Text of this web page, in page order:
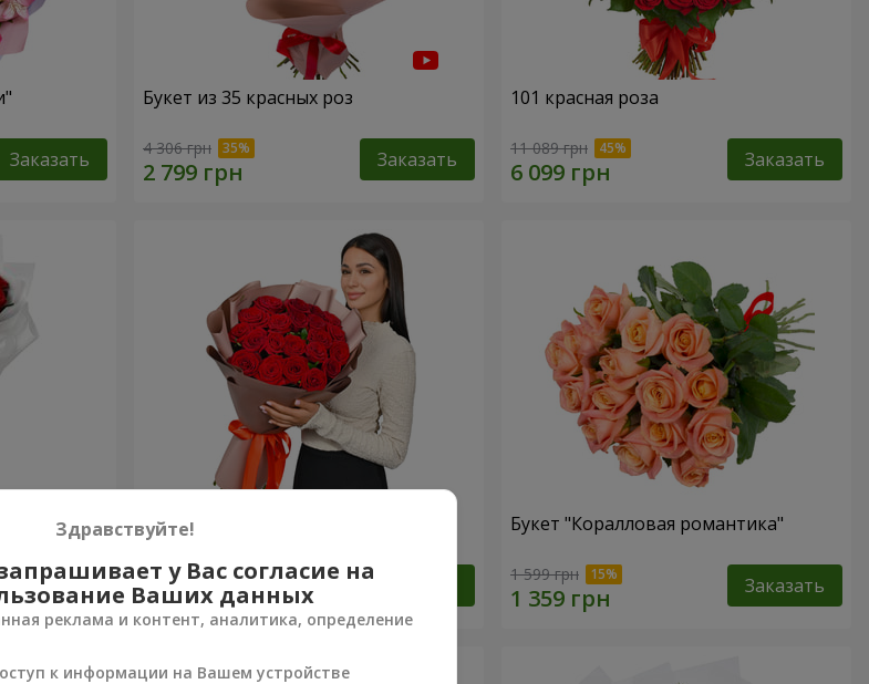
Заказать
Букет из 35 красных роз
4 306 грн Заказать
101 красная роза
11 089 грн Заказать
Заказать
Букет в упаковке "21 красная роза!"
2 449 грн
Букет "Коралловая романтика"
1 599 грн Заказать
Здравствуйте!
у Вас согласие на
Ваших данных
реклама и контент, аналитика, определение
к информации на Вашем устройстве